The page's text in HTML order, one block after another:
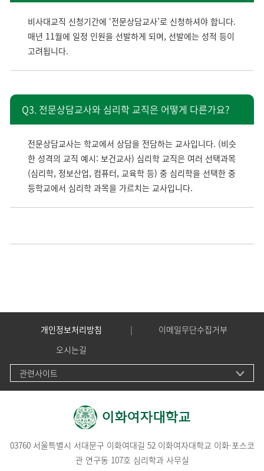
비사대교직 신청기간에 ‘전문상담교사’로 신청하셔야 합니다.
매년 11월에 일정 인원을 선발하게 되며, 선발에는 성적 등이
고려됩니다.
Q3. 전문상담교사와 심리학 교직은 어떻게 다른가요?
전문상담교사는 학교에서 상담을 전담하는 교사입니다. (비슷
한 성격의 교직 예시: 보건교사) 심리학 교직은 여러 선택과목
(심리학, 정보산업, 컴퓨터, 교육학 등) 중 심리학을 선택한 중
등학교에서 심리학 과목을 가르치는 교사입니다.
개인정보처리방침
이메일무단수집거부
오시는길
관련사이트
03760 서울특별시 서대문구 이화여대길 52 이화여자대학교 이화·포스코
관 연구동 107호 심리학과 사무실